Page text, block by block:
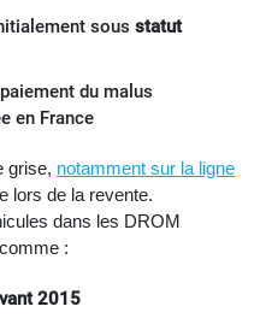
sous statut
du malus
en France
grise, notamment sur la ligne
lors de la revente.
dans les DROM
:
2015